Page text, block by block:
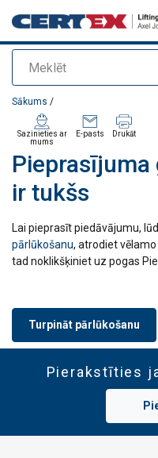
Meklēt
Pievienots jūsu pasūtījumam
Sākums /
Pieprasījuma
ir tukšs
Sazinieties ar
mums
E-pasts Drukāt
Lai pieprasīt piedāvājumu,
pārlūkošanu, atrodiet
tad noklikšķiniet uz pogas
Turpināt pārlūkošanu
Pierakstīties